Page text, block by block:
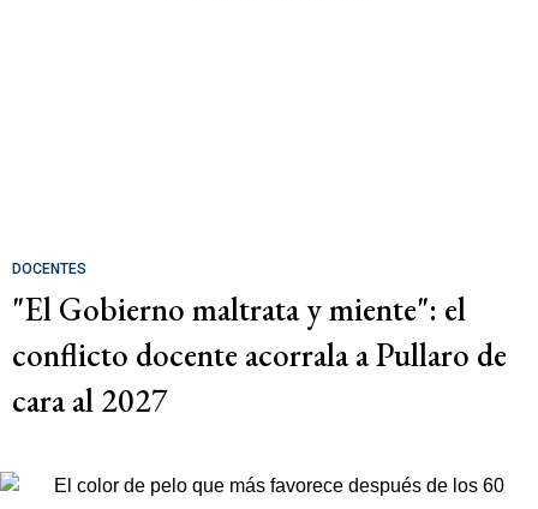
DOCENTES
"El Gobierno maltrata y miente": el
conflicto docente acorrala a Pullaro de
cara al 2027